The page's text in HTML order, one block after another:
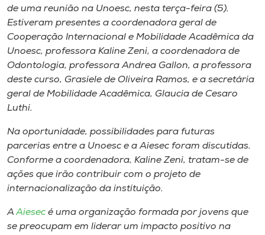
de uma reunião na Unoesc, nesta terça-feira (5).
Estiveram presentes a coordenadora geral de
Cooperação Internacional e Mobilidade Acadêmica da
Unoesc, professora Kaline Zeni, a coordenadora de
Odontologia, professora Andrea Gallon, a professora
deste curso, Grasiele de Oliveira Ramos, e a secretária
geral de Mobilidade Acadêmica, Glaucia de Cesaro
Luthi.
Na oportunidade, possibilidades para futuras
parcerias entre a Unoesc e a Aiesec foram discutidas.
Conforme a coordenadora, Kaline Zeni, tratam-se de
ações que irão contribuir com o projeto de
internacionalização da instituição.
AAiesec é uma organização formada por jovens que
se preocupam em liderar um impacto positivo na